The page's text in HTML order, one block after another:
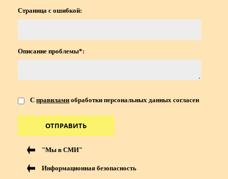
Страница с ошибкой:
Описание проблемы*:
Справилами обработки персональных данных согласен
ОТПРАВИТЬ
"Мы в СМИ"
Информационная безопасность